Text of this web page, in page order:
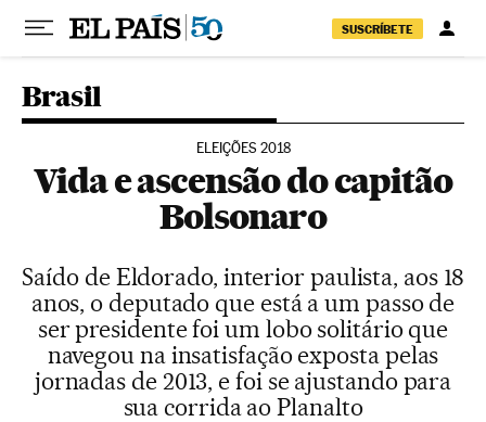
Pular para o conteúdo
SUSCRÍBETE
Brasil
ELEIÇÕES 2018
Vida e ascensão do capitão
Bolsonaro
Saído de Eldorado, interior paulista, aos 18
anos, o deputado que está a um passo de
ser presidente foi um lobo solitário que
navegou na insatisfação exposta pelas
jornadas de 2013, e foi se ajustando para
sua corrida ao Planalto